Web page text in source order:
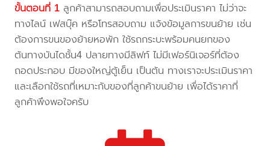
ขั้นตอนที่ 1 ลูกค้าสามารถสอบถามเพื่อประเมินราคา ไม่ว่าจะ
ทางไลน์ เฟสบุ๊ค หรือโทรสอบถาม แจ้งข้อมูลการขนย้าย เช่น
ต้องการขนของย้ายหอพัก ใช้รถกระบะพร้อมคนยกของ
ต้นทางบันไดชั้น4 ปลายทางมีลิฟท์ ไม่มีเฟอร์นิเจอร์ที่ต้อง
ถอดประกอบ มีของใหญ่ตู้เย็น เป็นต้น ทางเราจะประเมินราคา
และเลือกใช้รถที่เหมาะกับของที่ลูกค้าขนย้าย เพื่อได้ราคาที่
ลูกค้าพึงพอใจครับ